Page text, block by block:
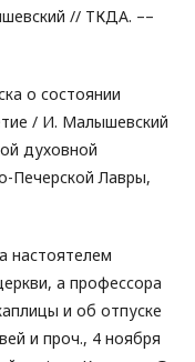
// ТКДА. ––
о состоянии
/ И. Малышевский
духовной
Печерской Лавры,
настоятелем
а профессора
и об отпуске
и проч., 4 ноября